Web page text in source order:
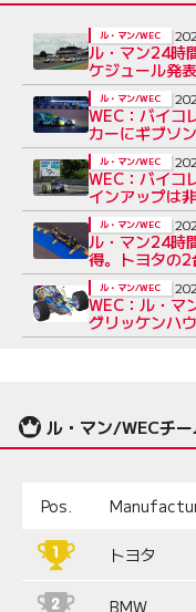
ル・マン24時
ケジュール発
ル・マン/WEC
WEC：バイコ
カーにギブソ
ル・マン/WEC
WEC：バイコ
インアップは
ス
ル・マン/WEC
ル・マン24時
得。トヨタの
ル・マン/WEC
WEC：ル・マ
グリッケンハ
ル・マン/WEC
ル・マン/WECチ
Pos.
トヨタ
BMW